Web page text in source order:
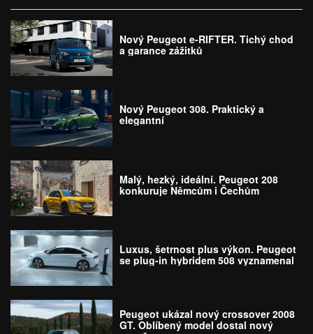
Nový Peugeot e-RIFTER. Tichý chod
a garance zážitků
Nový Peugeot 308. Praktický a
elegantní
Malý, hezký, ideální. Peugeot 208
konkuruje Němcům i Čechům
Luxus, šetrnost plus výkon. Peugeot
se plug-in hybridem 508 vyznamenal
Peugeot ukázal nový crossover 2008
GT. Oblíbený model dostal nový